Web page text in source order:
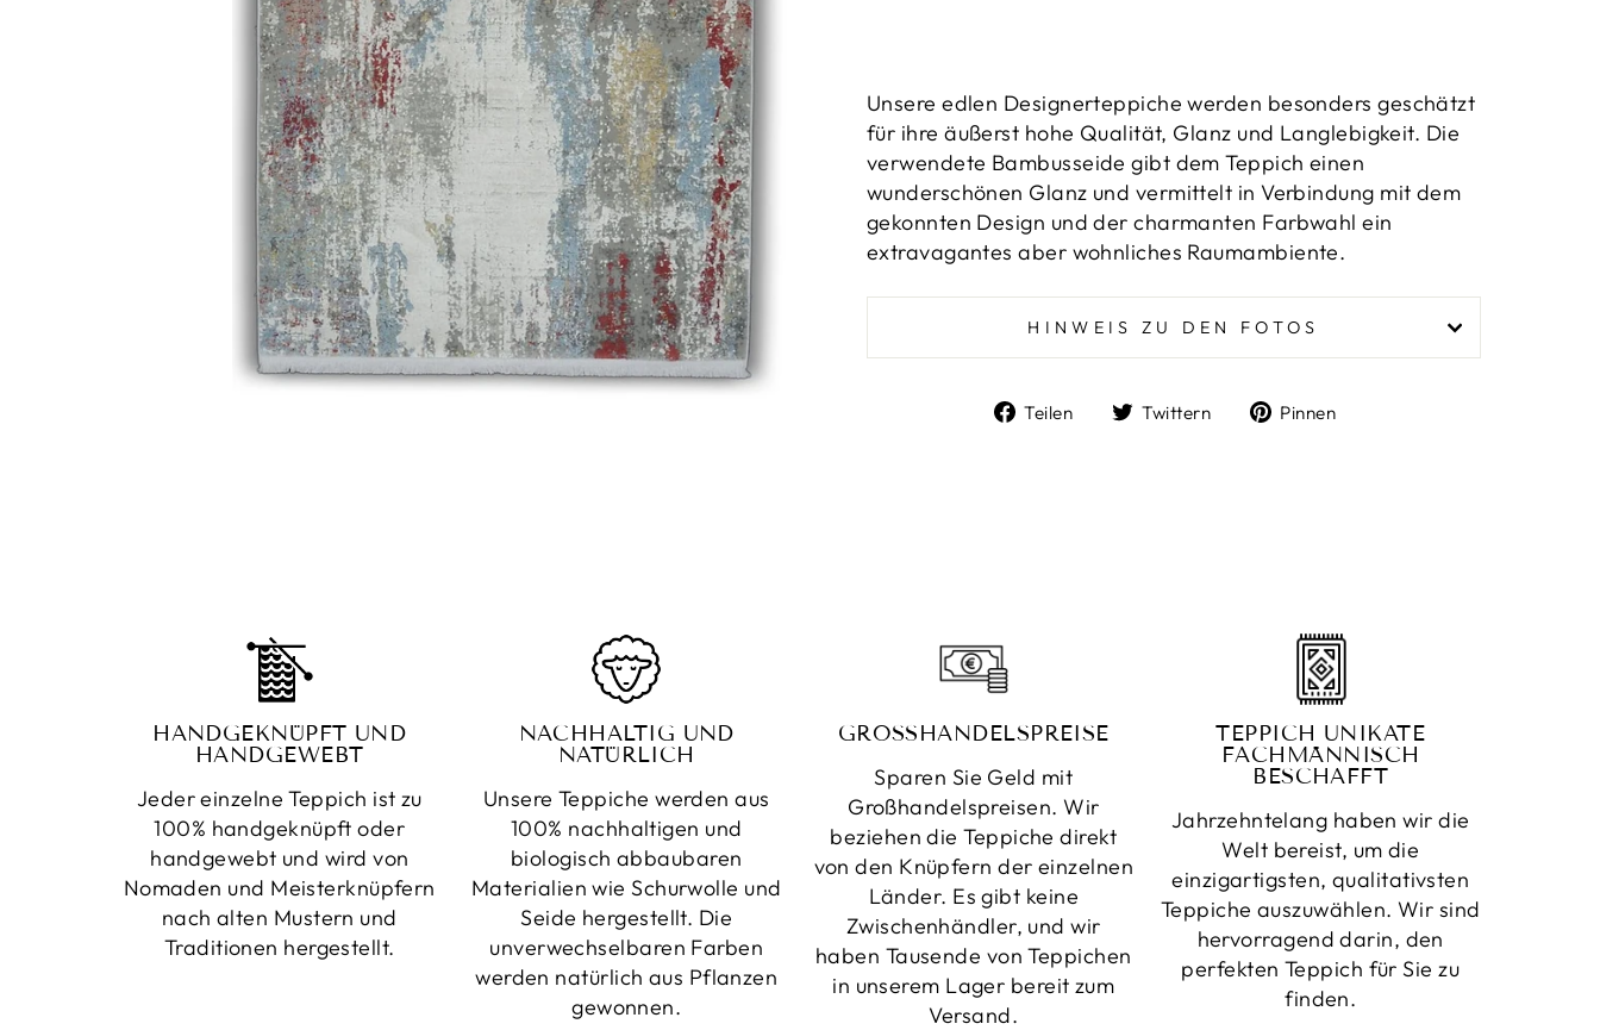
Unsere edlen Designerteppiche werden besonders geschätzt
für ihre äußerst hohe Qualität, Glanz und Langlebigkeit. Die
verwendete Bambusseide gibt dem Teppich einen
wunderschönen Glanz und vermittelt in Verbindung mit dem
gekonnten Design und der charmanten Farbwahl ein
extravagantes aber wohnliches Raumambiente.
HINWEIS ZU DEN FOTOS
Teilen
Auf
Twittern
Auf
Pinnen
HANDGEKNÜPFT UND
HANDGEWEBT
Jeder einzelne Teppich ist zu
100% handgeknüpft oder
handgewebt und wird von
Nomaden und Meisterknüpfern
nach alten Mustern und
Traditionen hergestellt.
NACHHALTIG UND
NATÜRLICH
Unsere Teppiche werden aus
100% nachhaltigen und
biologisch abbaubaren
Materialien wie Schurwolle und
Seide hergestellt. Die
unverwechselbaren Farben
werden natürlich aus Pflanzen
gewonnen.
GROSSHANDELSPREISE
Sparen Sie Geld mit
Großhandelspreisen. Wir
beziehen die Teppiche direkt
von den Knüpfern der einzelnen
Länder. Es gibt keine
Zwischenhändler, und wir
haben Tausende von Teppichen
in unserem Lager bereit zum
Versand.
TEPPICH UNIKATE
FACHMÄNNISCH
BESCHAFFT
Jahrzehntelang haben wir die
Welt bereist, um die
einzigartigsten, qualitativsten
Teppiche auszuwählen. Wir sind
hervorragend darin, den
perfekten Teppich für Sie zu
finden.